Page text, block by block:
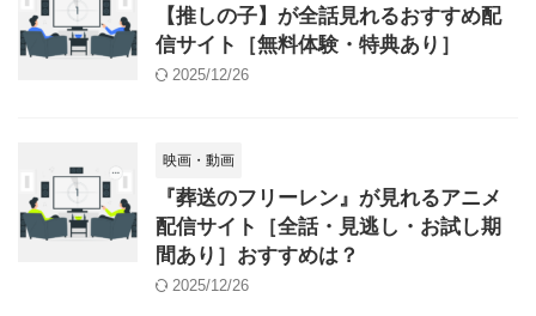
【推しの子】が全話見れるおすすめ配
信サイト［無料体験・特典あり］
2025/12/26
映画・動画
『葬送のフリーレン』が見れるアニメ
配信サイト［全話・見逃し・お試し期
間あり］おすすめは？
2025/12/26